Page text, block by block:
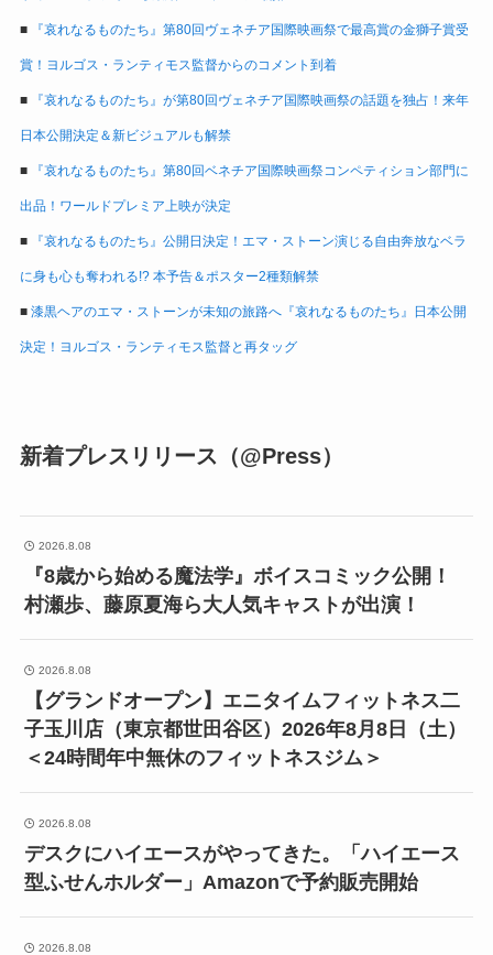
■ 『哀れなるものたち』第80回ヴェネチア国際映画祭で最高賞の金獅子賞受
賞！ヨルゴス・ランティモス監督からのコメント到着
■ 『哀れなるものたち』が第80回ヴェネチア国際映画祭の話題を独占！来年
日本公開決定＆新ビジュアルも解禁
■ 『哀れなるものたち』第80回ベネチア国際映画祭コンペティション部門に
出品！ワールドプレミア上映が決定
■ 『哀れなるものたち』公開日決定！エマ・ストーン演じる自由奔放なベラ
に身も心も奪われる!? 本予告＆ポスター2種類解禁
■ 漆黒ヘアのエマ・ストーンが未知の旅路へ『哀れなるものたち』日本公開
決定！ヨルゴス・ランティモス監督と再タッグ
新着プレスリリース（@Press）
2026.8.08
『8歳から始める魔法学』ボイスコミック公開！
村瀬歩、藤原夏海ら大人気キャストが出演！
2026.8.08
【グランドオープン】エニタイムフィットネス二
子玉川店（東京都世田谷区）2026年8月8日（土）
＜24時間年中無休のフィットネスジム＞
2026.8.08
デスクにハイエースがやってきた。「ハイエース
型ふせんホルダー」Amazonで予約販売開始
2026.8.08